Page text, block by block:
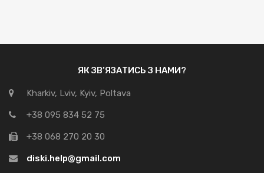
ЯК ЗВ’ЯЗАТИСЬ З НАМИ?
Kharkiv, Lviv, Kyiv, Poltava
+38 095 834 52 75
+38 068 270 20 30
diski.help@gmail.com